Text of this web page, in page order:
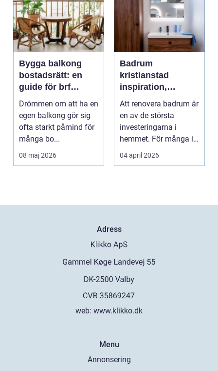
Bygga balkong
bostadsrätt: en
guide för brf
medlemmar
Drömmen om att ha en
egen balkong gör sig
ofta starkt påmind för
många bo...
08 maj 2026
Badrum
kristianstad
inspiration,
planering och
smarta val
Att renovera badrum är
en av de största
investeringarna i
hemmet. För många i
och runt Kristianstad ...
04 april 2026
Adress
web: www.klikko.dk
Menu
Annonsering